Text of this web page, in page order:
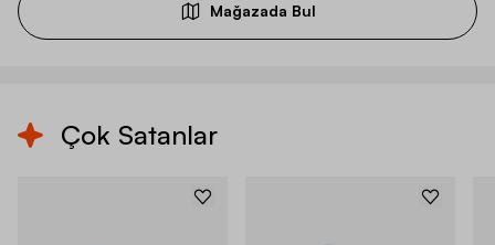
Mağazada Bul
Çok Satanlar